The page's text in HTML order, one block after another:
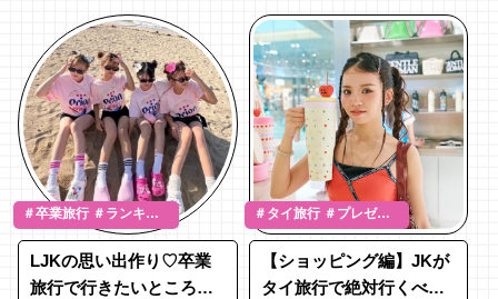
＃卒業旅行 ＃ランキン
グ
LJKの思い出作り♡卒業
旅行で行きたいところ
＃タイ旅行 ＃プレゼン
ト
【ショッピング編】JKが
タイ旅行で絶対行くべき